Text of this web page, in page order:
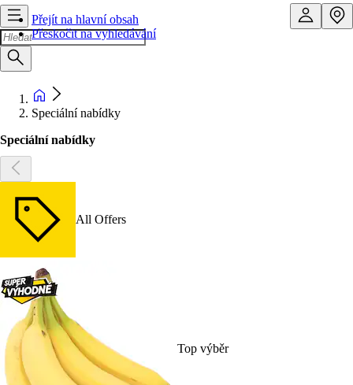
Přejít na hlavní obsah
Přeskočit na vyhledávání
Speciální nabídky
Speciální nabídky
All Offers
Top výběr